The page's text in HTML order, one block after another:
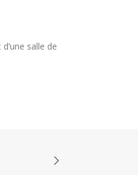
salle de